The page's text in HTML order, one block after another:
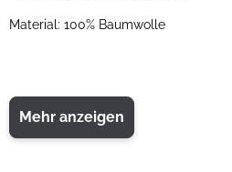
Material: 100% Baumwolle
Mehr anzeigen